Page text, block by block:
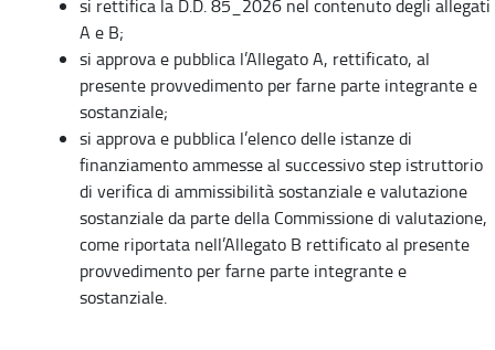
si rettifica la D.D. 85_2026 nel contenuto degli allegati
A e B;
si approva e pubblica l’Allegato A, rettificato, al
presente provvedimento per farne parte integrante e
sostanziale;
si approva e pubblica l’elenco delle istanze di
finanziamento ammesse al successivo step istruttorio
di verifica di ammissibilità sostanziale e valutazione
sostanziale da parte della Commissione di valutazione,
come riportata nell’Allegato B rettificato al presente
provvedimento per farne parte integrante e
sostanziale.